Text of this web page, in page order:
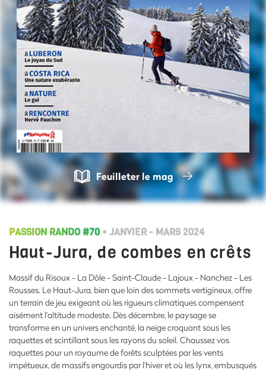
Feuilleter le mag
PASSION RANDO #70 • JANVIER - MARS 2024
Haut-Jura, de combes en crêts
Massif du Risoux - La Dôle - Saint-Claude - Lajoux - Nanchez - Les
Rousses. Le Haut-Jura, bien que loin des sommets vertigineux, offre
un terrain de jeu exigeant où les rigueurs climatiques compensent
aisément l'altitude modeste. Dès décembre, le paysage se
transforme en un univers enchanté, la neige croquant sous les
raquettes et scintillant sous les rayons du soleil. Chaussez vos
raquettes pour un royaume de forêts sculptées par les vents
impétueux, de massifs engourdis par l'hiver et où les lynx, embusqués